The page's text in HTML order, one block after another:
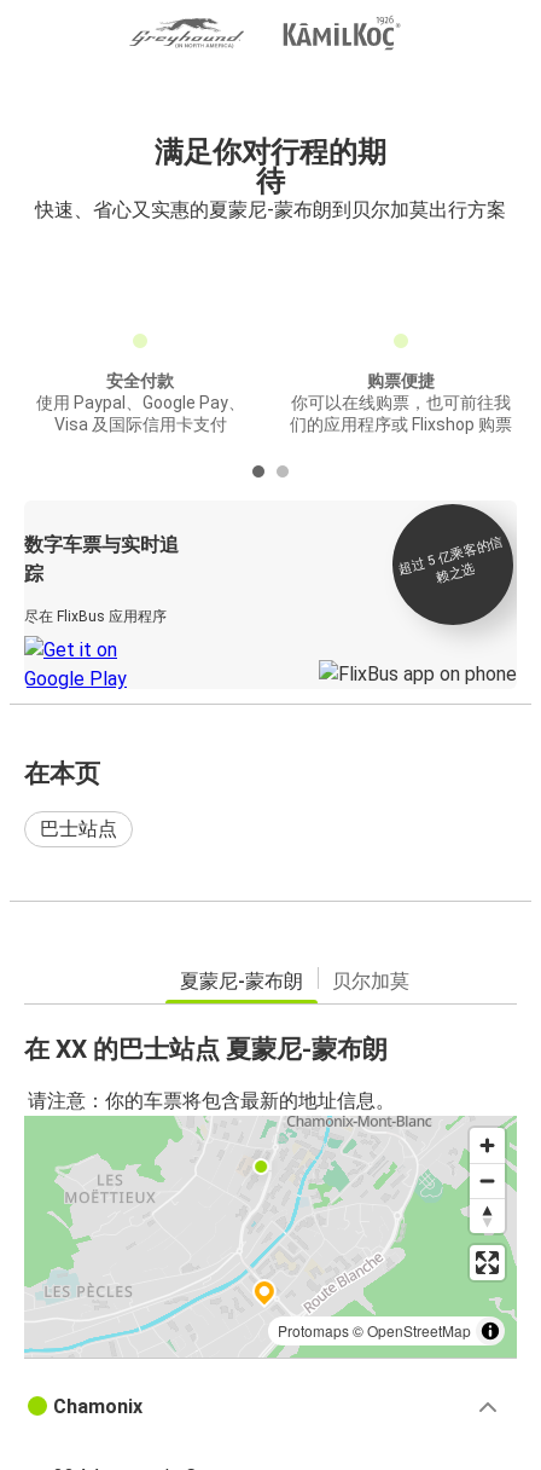
满足你对行程的期
待
快速、省心又实惠的夏蒙尼-蒙布朗到贝尔加莫出行方案
安全付款
使用 Paypal、Google Pay、
Visa 及国际信用卡支付
购票便捷
你可以在线购票，也可前往我
们的应用程序或 Flixshop 购票
数字车票与实时追
踪
尽在 FlixBus 应用程序
超
过 5
亿
乘
客
的
信
赖
之
选
在本页
巴士站点
夏蒙尼-蒙布朗 贝尔加莫
在 XX 的巴士站点 夏蒙尼-蒙布朗
请注意：你的车票将包含最新的地址信息。
Protomaps©OpenStreetMap
Chamonix